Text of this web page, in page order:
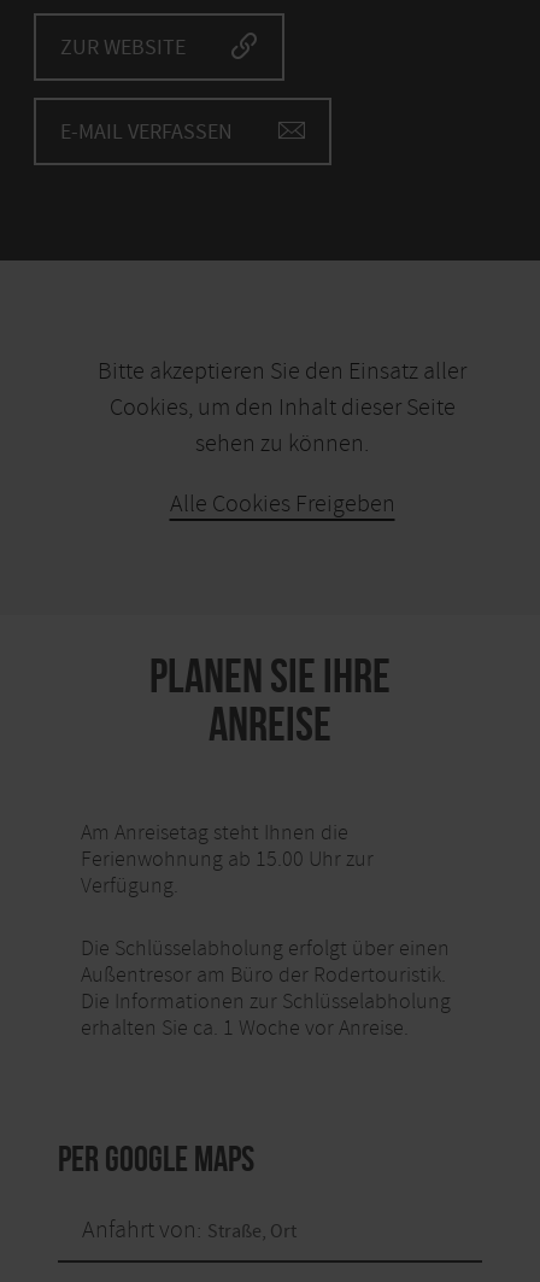
ZUR WEBSITE
E-MAIL VERFASSEN
Bitte akzeptieren Sie den Einsatz aller
Cookies, um den Inhalt dieser Seite
sehen zu können.
Alle Cookies Freigeben
PLANEN SIE IHRE
ANREISE
Am Anreisetag steht Ihnen die
Ferienwohnung ab 15.00 Uhr zur
Verfügung.
Die Schlüsselabholung erfolgt über einen
Außentresor am Büro der Rodertouristik.
Die Informationen zur Schlüsselabholung
erhalten Sie ca. 1 Woche vor Anreise.
per Google Maps
Anfahrt von: